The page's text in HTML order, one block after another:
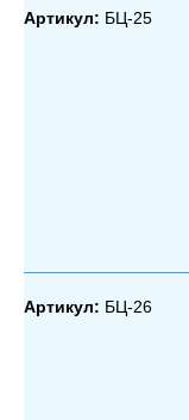
Артикул: БЦ-25
Артикул: БЦ-26